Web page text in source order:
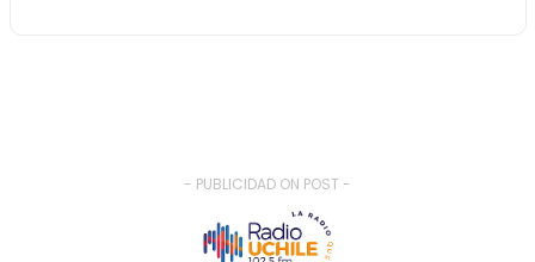
- PUBLICIDAD ON POST -